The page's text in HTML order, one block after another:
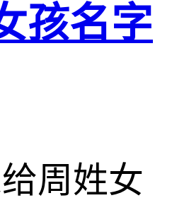
孩名字
周姓女